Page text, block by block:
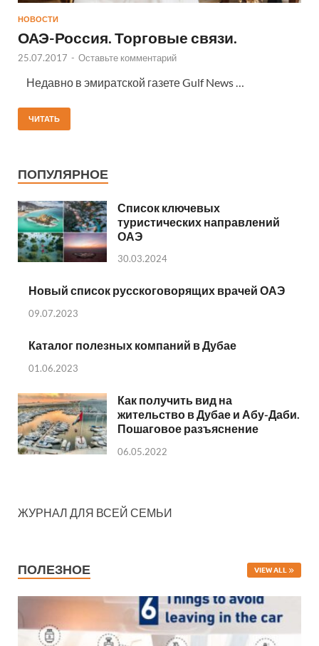
НОВОСТИ
ОАЭ-Россия. Торговые связи.
25.07.2017 - Оставьте комментарий
Недавно в эмиратской газете Gulf News …
ЧИТАТЬ
ПОПУЛЯРНОЕ
Список ключевых
туристических направлений
ОАЭ
30.03.2024
Новый список русскоговорящих врачей ОАЭ
09.07.2023
Каталог полезных компаний в Дубае
01.06.2023
Как получить вид на
жительство в Дубае и Абу-Даби.
Пошаговое разъяснение
06.05.2022
ЖУРНАЛ ДЛЯ ВСЕЙ СЕМЬИ
ПОЛЕЗНОЕ VIEW ALL